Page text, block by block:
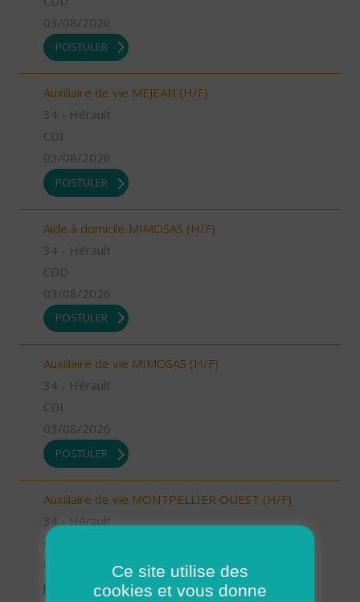
03/08/2026
POSTULER
Auxiliaire de vie MEJEAN (H/F)
34 - Hérault
CDI
03/08/2026
POSTULER
Aide à domicile MIMOSAS (H/F)
34 - Hérault
CDD
03/08/2026
POSTULER
Auxiliaire de vie MIMOSAS (H/F)
34 - Hérault
CDI
03/08/2026
POSTULER
Auxiliaire de vie MONTPELLIER OUEST (H/F)
34 - Hérault
CDI
POSTULER
Ce site utilise des
cookies et vous donne